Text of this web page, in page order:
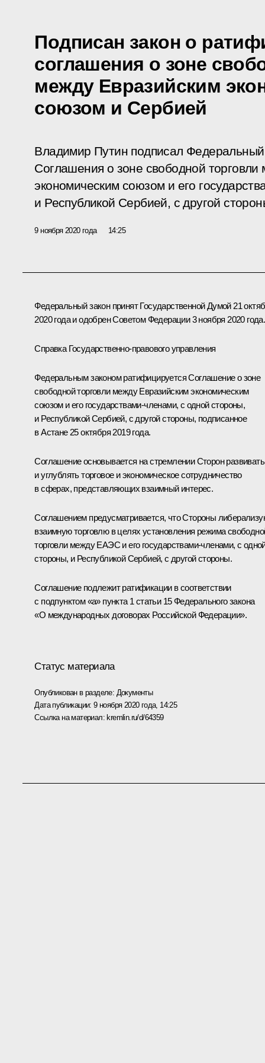
Подписан закон о
соглашения о зоне
между Евразийским
союзом и Сербией
Владимир Путин подписал
Соглашения о зоне свободной
экономическим союзом и его
и Республикой Сербией, с другой
9 ноября 2020 года 14:25
Федеральный закон принят Государственной Думой 21
2020 года и одобрен Советом Федерации 3 ноября 2020 года.
Справка Государственно-правового управления
Федеральным законом ратифицируется Соглашение о зоне
свободной торговли между Евразийским экономическим
союзом и его государствами-членами, с одной стороны,
и Республикой Сербией, с другой стороны, подписанное
в Астане 25 октября 2019 года.
Соглашение основывается на стремлении Сторон развивать
и углублять торговое и экономическое сотрудничество
в сферах, представляющих взаимный интерес.
Соглашением предусматривается, что Стороны
взаимную торговлю в целях установления режима
торговли между ЕАЭС и его государствами-членами, с
стороны, и Республикой Сербией, с другой стороны.
Соглашение подлежит ратификации в соответствии
с подпунктом «а» пункта 1 статьи 15 Федерального закона
«О международных договорах Российской Федерации».
Статус материала
Опубликован в разделе: Документы
Дата публикации:9 ноября 2020 года, 14:25
Ссылка на материал: kremlin.ru/d/64359